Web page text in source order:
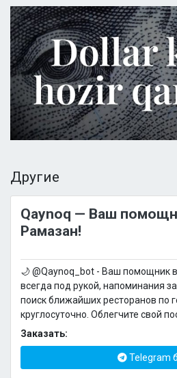
Другие
Qaynoq — Ваш
Рамазан!
🌙 @Qaynoq_bot - Ваш помощник
всегда под рукой, напоминания
поиск ближайших ресторанов по
круглосуточно. Облегчите свой
Заказать:
Telegram